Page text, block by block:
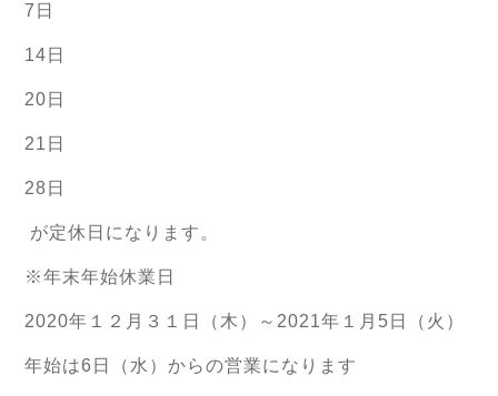
7日
14日
20日
21日
28日
が定休日になります。
※年末年始休業日
2020年１２月３１日（木）～2021年１月5日（火）
年始は6日（水）からの営業になります